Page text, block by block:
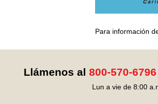
Para información
Llámenos al 800-570-6796
Lun a vie de 8:00